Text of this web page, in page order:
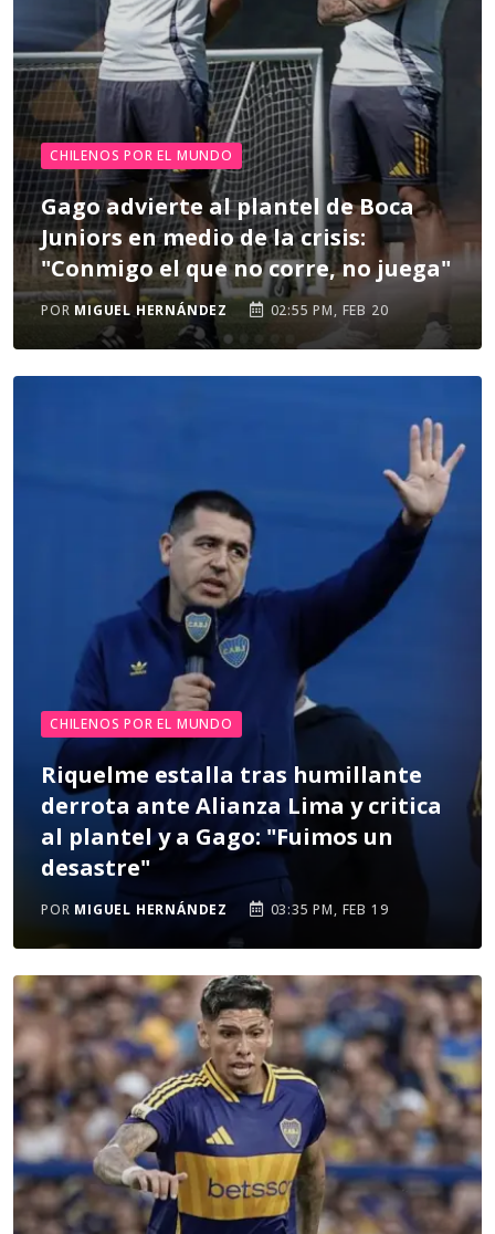
CHILENOS POR EL MUNDO
Gago advierte al plantel de Boca
Juniors en medio de la crisis:
"Conmigo el que no corre, no juega"
POR MIGUEL HERNÁNDEZ 02:55 PM, FEB 20
CHILENOS POR EL MUNDO
Riquelme estalla tras humillante
derrota ante Alianza Lima y critica
al plantel y a Gago: "Fuimos un
desastre"
POR MIGUEL HERNÁNDEZ 03:35 PM, FEB 19